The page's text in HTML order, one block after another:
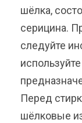
шёлка,
серицина.
следуйте
Перед
шёлковые